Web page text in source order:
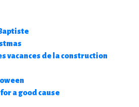
vacances de la construction
a good cause